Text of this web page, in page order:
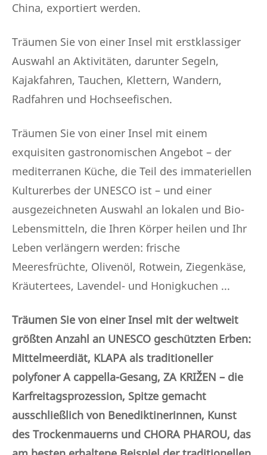
China, exportiert werden.
Träumen Sie von einer Insel mit erstklassiger
Auswahl an Aktivitäten, darunter Segeln,
Kajakfahren, Tauchen, Klettern, Wandern,
Radfahren und Hochseefischen.
Träumen Sie von einer Insel mit einem
exquisiten gastronomischen Angebot – der
mediterranen Küche, die Teil des immateriellen
Kulturerbes der UNESCO ist – und einer
ausgezeichneten Auswahl an lokalen und Bio-
Lebensmitteln, die Ihren Körper heilen und Ihr
Leben verlängern werden: frische
Meeresfrüchte, Olivenöl, Rotwein, Ziegenkäse,
Kräutertees, Lavendel- und Honigkuchen ...
Träumen Sie von einer Insel mit der weltweit
größten Anzahl an UNESCO geschützten Erben:
Mittelmeerdiät, KLAPA als traditioneller
polyfoner A cappella-Gesang, ZA KRIŽEN – die
Karfreitagsprozession, Spitze gemacht
ausschließlich von Benediktinerinnen, Kunst
des Trockenmauerns und CHORA PHAROU, das